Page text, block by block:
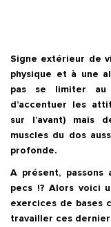
Signe extérieur de
physique et à une
pas se limiter au
d’accentuer les
sur l’avant) mais
muscles du dos
profonde.
A présent, passons
pecs !? Alors voici
exercices de bases
travailler ces